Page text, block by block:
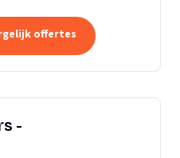
offertes
-